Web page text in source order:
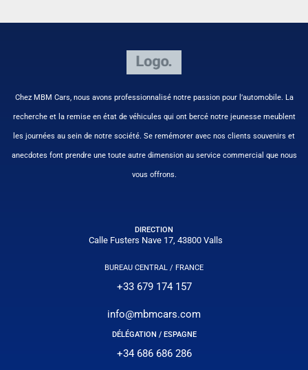
Chez MBM Cars, nous avons professionnalisé notre passion pour l’automobile. La
recherche et la remise en état de véhicules qui ont bercé notre jeunesse meublent
les journées au sein de notre société. Se remémorer avec nos clients souvenirs et
anecdotes font prendre une toute autre dimension au service commercial que nous
vous offrons.
DIRECTION
Calle Fusters Nave 17, 43800 Valls
BUREAU CENTRAL / FRANCE
+33 679 174 157
info@mbmcars.com
DÉLÉGATION / ESPAGNE
+34 686 686 286